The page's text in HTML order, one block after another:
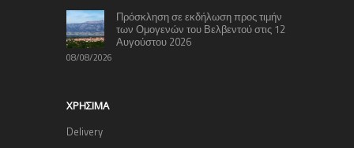
Πρόσκληση σε εκδήλωση προς τιμήν
των Ομογενών του Βελβεντού στις 12
Αυγούστου 2026
08/08/2026
ΧΡΉΣΙΜΑ
Delivery